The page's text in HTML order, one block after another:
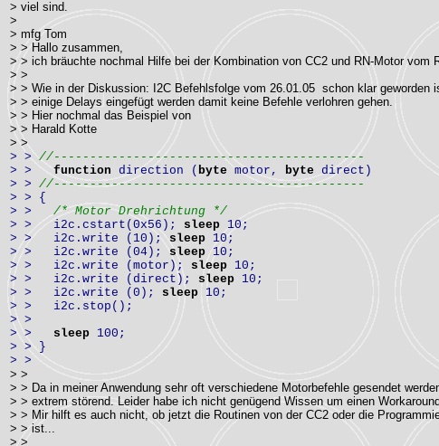
> viel sind.
>
> mfg Tom
> > Hallo zusammen,
> > ich bräuchte nochmal Hilfe bei der Kombination von CC2 und RN-Motor vom
> >
> > Wie in der Diskussion: I2C Befehlsfolge vom 26.01.05 schon klar geworden
> > einige Delays eingefügt werden damit keine Befehle verlohren gehen.
> > Hier nochmal das Beispiel von
> > Harald Kotte
> >
> > //-------------------------------------------
> > function direction ( byte motor, byte direct)
> > //-------------------------------------------
> > {
> > /* Motor Drehrichtung */
> > i2c.cstart(0x56); sleep 10;
> > i2c.write (10); sleep 10;
> > i2c.write (04); sleep 10;
> > i2c.write (motor); sleep 10;
> > i2c.write (direct); sleep 10;
> > i2c.write (0); sleep 10;
> > i2c.stop();
> >
> > sleep 100;
> > }
> >
> >
> > Da in meiner Anwendung sehr oft verschiedene Motorbefehle gesendet
> > extrem störend. Leider habe ich nicht genügend Wissen um einen
> > Mir hilft es auch nicht, ob jetzt die Routinen von der CC2 oder die
> > ist...
> >